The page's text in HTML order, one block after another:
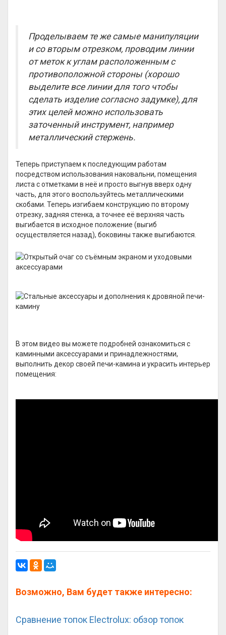
Проделываем те же самые манипуляции
и со вторым отрезком, проводим линии
от меток к углам расположенным с
противоположной стороны (хорошо
выделите все линии для того чтобы
сделать изделие согласно задумке), для
этих целей можно использовать
заточенный инструмент, например
металлический стержень.
Теперь приступаем к последующим работам
посредством использования наковальни, помещения
листа с отметками в неё и просто выгнув вверх одну
часть, для этого воспользуйтесь металлическими
скобами. Теперь изгибаем конструкцию по второму
отрезку, задняя стенка, а точнее её верхняя часть
выгибается в исходное положение (выгиб
осуществляется назад), боковины также выгибаются.
В этом видео вы можете подробней ознакомиться с
каминными аксессуарами и принадлежностями,
выполнить декор своей печи-камина и украсить интерьер
помещения:
Возможно, Вам будет также интересно:
Сравнение топок Electrolux: обзор топок